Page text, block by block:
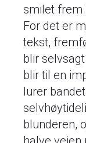
smilet frem
For det er
tekst,
blir
blir til en
lurer
blunderen,